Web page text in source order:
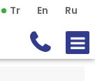
Tr En Ru